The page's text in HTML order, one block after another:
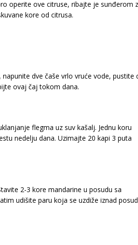
operite ove citruse, ribajte je sunđerom
kore od citrusa.
dve čaše vrlo vruće vode, pustite
ovaj čaj tokom dana.
flegma uz suv kašalj. Jednu koru
nedelju dana. Uzimajte 20 kapi 3 puta
2-3 kore mandarine u posudu sa
udišite paru koja se uzdiže iznad